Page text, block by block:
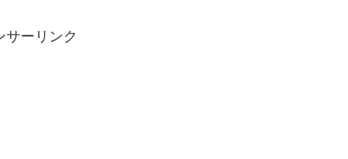
サーリンク